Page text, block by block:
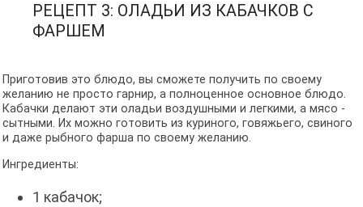
РЕЦЕПТ 3: ОЛАДЬИ ИЗ КАБАЧКОВ С
ФАРШЕМ
Приготовив это блюдо, вы сможете получить по своему
желанию не просто гарнир, а полноценное основное блюдо.
Кабачки делают эти оладьи воздушными и легкими, а мясо -
сытными. Их можно готовить из куриного, говяжьего, свиного
и даже рыбного фарша по своему желанию.
Ингредиенты:
1 кабачок;